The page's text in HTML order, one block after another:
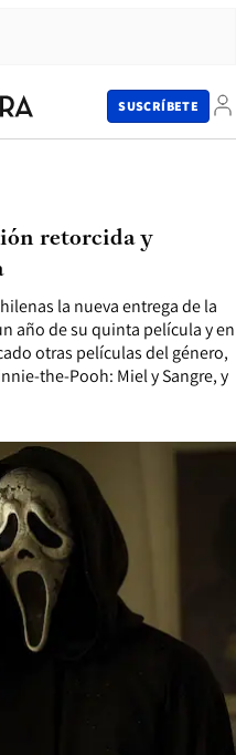
SUSCRÍBETE
la nueva entrega de la
año de su quinta película y en
otras películas del género,
the-Pooh: Miel y Sangre, y
retorcida y